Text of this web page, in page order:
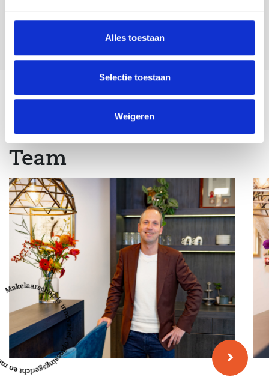
Alles toestaan
Selectie toestaan
Weigeren
Terug naar overzicht
woning:
Team